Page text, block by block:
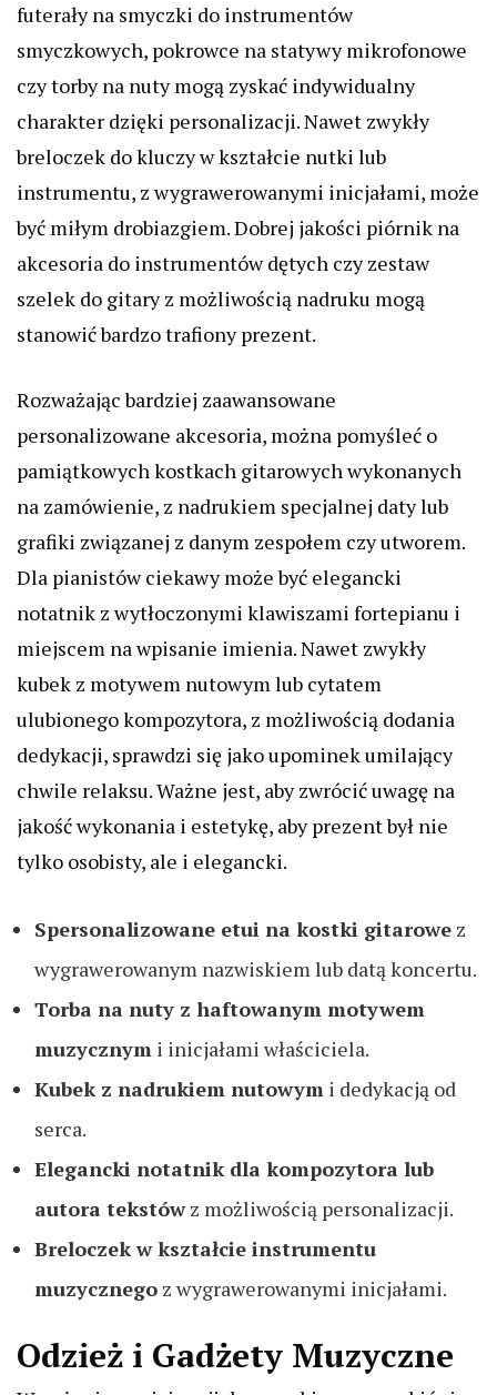
futerały na smyczki do instrumentów
smyczkowych, pokrowce na statywy mikrofonowe
czy torby na nuty mogą zyskać indywidualny
charakter dzięki personalizacji. Nawet zwykły
breloczek do kluczy w kształcie nutki lub
instrumentu, z wygrawerowanymi inicjałami, może
być miłym drobiazgiem. Dobrej jakości piórnik na
akcesoria do instrumentów dętych czy zestaw
szelek do gitary z możliwością nadruku mogą
stanowić bardzo trafiony prezent.
Rozważając bardziej zaawansowane
personalizowane akcesoria, można pomyśleć o
pamiątkowych kostkach gitarowych wykonanych
na zamówienie, z nadrukiem specjalnej daty lub
grafiki związanej z danym zespołem czy utworem.
Dla pianistów ciekawy może być elegancki
notatnik z wytłoczonymi klawiszami fortepianu i
miejscem na wpisanie imienia. Nawet zwykły
kubek z motywem nutowym lub cytatem
ulubionego kompozytora, z możliwością dodania
dedykacji, sprawdzi się jako upominek umilający
chwile relaksu. Ważne jest, aby zwrócić uwagę na
jakość wykonania i estetykę, aby prezent był nie
tylko osobisty, ale i elegancki.
Spersonalizowane etui na kostki gitarowe z
wygrawerowanym nazwiskiem lub datą koncertu.
Torba na nuty z haftowanym motywem
muzycznym i inicjałami właściciela.
Kubek z nadrukiem nutowym i dedykacją od
serca.
Elegancki notatnik dla kompozytora lub
autora tekstówz możliwością personalizacji.
Breloczek w kształcie instrumentu
muzycznego z wygrawerowanymi inicjałami.
Odzież i Gadżety Muzyczne